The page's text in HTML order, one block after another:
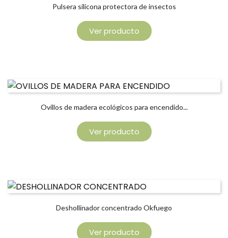
Pulsera silicona protectora de insectos
Ver producto
Ovillos de madera ecológicos para encendido...
Ver producto
Deshollinador concentrado Okfuego
Ver producto